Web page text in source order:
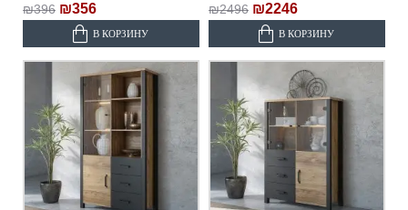
₪396 ₪356
В КОРЗИНУ
₪2496 ₪2246
В КОРЗИНУ